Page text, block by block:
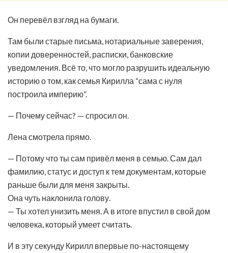
Он перевёл взгляд на бумаги.
Там были старые письма, нотариальные заверения,
копии доверенностей, расписки, банковские
уведомления. Всё то, что могло разрушить идеальную
историю о том, как семья Кирилла “сама с нуля
построила империю”.
— Почему сейчас? — спросил он.
Лена смотрела прямо.
— Потому что ты сам привёл меня в семью. Сам дал
фамилию, статус и доступ к тем документам, которые
раньше были для меня закрыты.
Она чуть наклонила голову.
— Ты хотел унизить меня. А в итоге впустил в свой дом
человека, который умеет считать.
И в эту секунду Кирилл впервые по-настоящему